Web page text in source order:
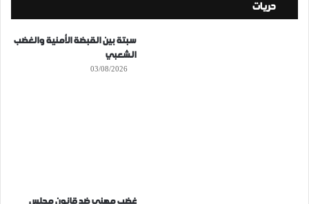
حريات
سبتة بين القبضة الأمنية والغضب
الشعبي
03/08/2026
غضب مهني ضد قانون مجلس